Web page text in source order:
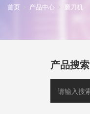
首页 产品中心 磨刀机
产品搜索